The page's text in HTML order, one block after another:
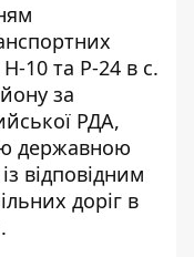
10 та Р-24 в с.
за
РДА,
державною
відповідним
доріг в